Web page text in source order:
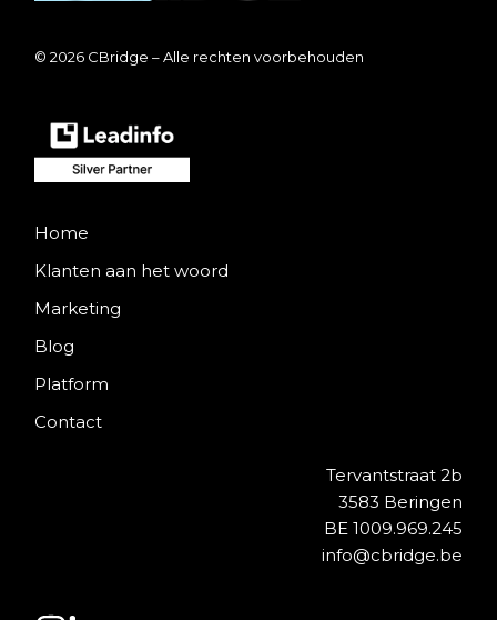
© 2026 CBridge – Alle rechten voorbehouden
Home
Klanten aan het woord
Marketing
Blog
Platform
Contact
Tervantstraat 2b
3583 Beringen
BE 1009.969.245
info@cbridge.be